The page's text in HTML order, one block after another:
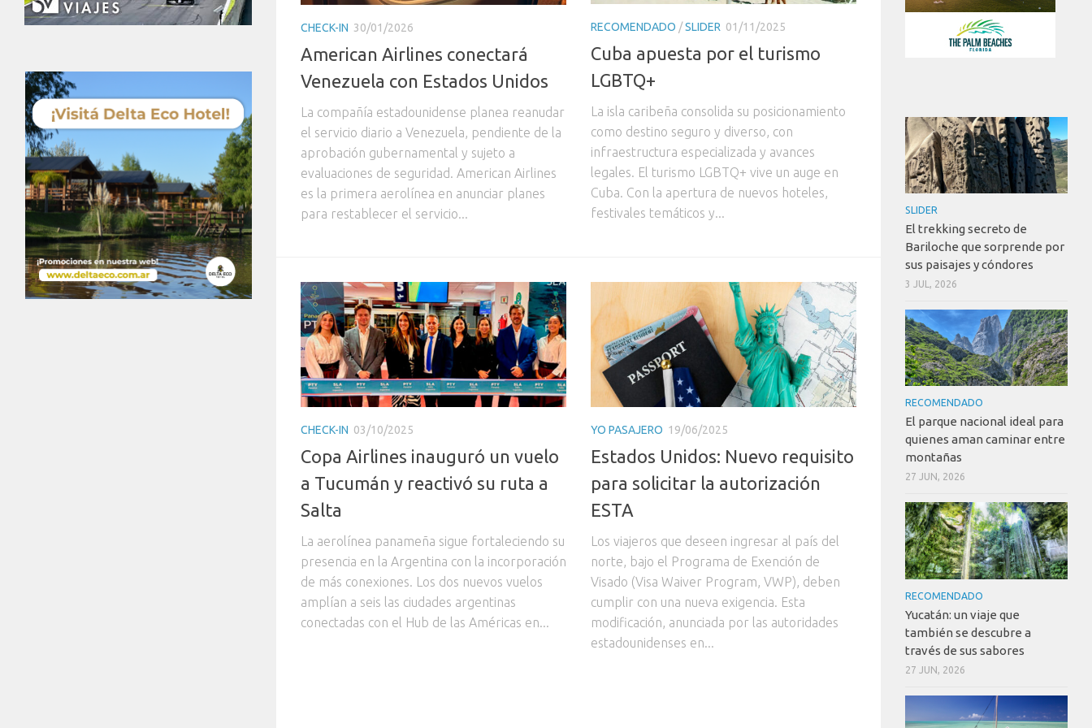
CHECK-IN 30/01/2026
American Airlines conectará
Venezuela con Estados Unidos
La compañía estadounidense planea reanudar
el servicio diario a Venezuela, pendiente de la
aprobación gubernamental y sujeto a
evaluaciones de seguridad. American Airlines
es la primera aerolínea en anunciar planes
para restablecer el servicio...
RECOMENDADO /SLIDER 01/11/2025
Cuba apuesta por el turismo
LGBTQ+
La isla caribeña consolida su posicionamiento
como destino seguro y diverso, con
infraestructura especializada y avances
legales. El turismo LGBTQ+ vive un auge en
Cuba. Con la apertura de nuevos hoteles,
festivales temáticos y...
CHECK-IN 03/10/2025
Copa Airlines inauguró un vuelo
a Tucumán y reactivó su ruta a
Salta
La aerolínea panameña sigue fortaleciendo su
presencia en la Argentina con la incorporación
de más conexiones. Los dos nuevos vuelos
amplían a seis las ciudades argentinas
conectadas con el Hub de las Américas en...
YO PASAJERO 19/06/2025
Estados Unidos: Nuevo requisito
para solicitar la autorización
ESTA
Los viajeros que deseen ingresar al país del
norte, bajo el Programa de Exención de
Visado (Visa Waiver Program, VWP), deben
cumplir con una nueva exigencia. Esta
modificación, anunciada por las autoridades
estadounidenses en...
SLIDER
El trekking secreto de
Bariloche que sorprende por
sus paisajes y cóndores
3 JUL, 2026
RECOMENDADO
El parque nacional ideal para
quienes aman caminar entre
montañas
27 JUN, 2026
RECOMENDADO
Yucatán: un viaje que
también se descubre a
través de sus sabores
27 JUN, 2026